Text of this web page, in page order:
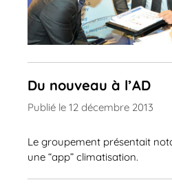
Du nouveau à l’AD
Publié le 12 décembre 2013
Le groupement présentait
une “app” climatisation.